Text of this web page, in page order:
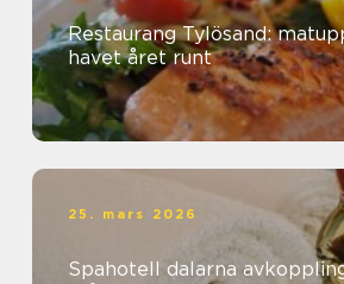
Restaurang Tylösand:
havet året runt
25. mars 2026
Spahotell dalarna avkoppling bland